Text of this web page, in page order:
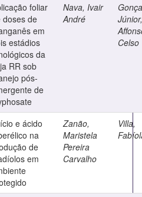
foliar
doses de
em
estádios
da
RR sob
pós-
de
Nava, Ivair
André
Júnior,
Celso
e ácido
na
de
em
Zanão,
Maristela
Pereira
Carvalho
Villa,